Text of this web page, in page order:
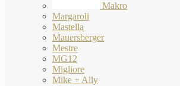
Makro
Margaroli
Mastella
Mauersberger
Mestre
MG12
Migliore
Mike + Ally